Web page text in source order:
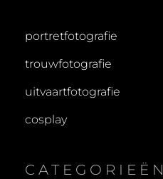
portretfotografie
trouwfotografie
uitvaartfotografie
cosplay
CATEGORIEËN